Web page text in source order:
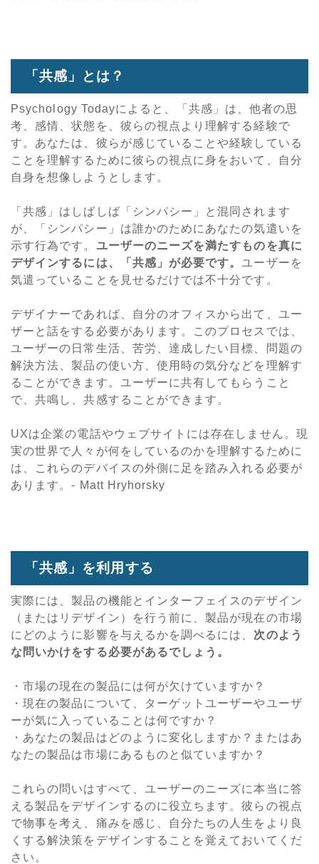
「共感」とは？
Psychology Todayによると、「共感」は、他者の思
考、感情、状態を、彼らの視点より理解する経験で
す。あなたは、彼らが感じていることや経験している
ことを理解するために彼らの視点に身をおいて、自分
自身を想像しようとします。
「共感」はしばしば「シンパシー」と混同されます
が、「シンパシー」は誰かのためにあなたの気遣いを
示す行為です。 ユーザーのニーズを満たすものを真に
デザインするには、「共感」が必要です。 ユーザーを
気遣っていることを見せるだけでは不十分です。
デザイナーであれば、自分のオフィスから出て、ユー
ザーと話をする必要があります。このプロセスでは、
ユーザーの日常生活、苦労、達成したい目標、問題の
解決方法、製品の使い方、使用時の気分などを理解す
ることができます。ユーザーに共有してもらうこと
で、共鳴し、共感することができます。
UXは企業の電話やウェブサイトには存在しません。現
実の世界で人々が何をしているのかを理解するために
は、これらのデバイスの外側に足を踏み入れる必要が
あります。- Matt Hryhorsky
「共感」を利用する
実際には、製品の機能とインターフェイスのデザイン
（またはリデザイン）を行う前に、製品が現在の市場
にどのように影響を与えるかを調べるには、 次のよう
な問いかけをする必要があるでしょう。
・市場の現在の製品には何が欠けていますか？
・現在の製品について、ターゲットユーザーやユーザ
ーが気に入っていることは何ですか？
・あなたの製品はどのように変化しますか？またはあ
なたの製品は市場にあるものと似ていますか？
これらの問いはすべて、ユーザーのニーズに本当に答
える製品をデザインするのに役立ちます。彼らの視点
で物事を考え、痛みを感じ、自分たちの人生をより良
くする解決策をデザインすることを覚えておいてくだ
さい。